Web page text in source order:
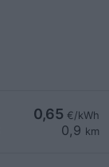
0,65 €/kWh
0,9 km